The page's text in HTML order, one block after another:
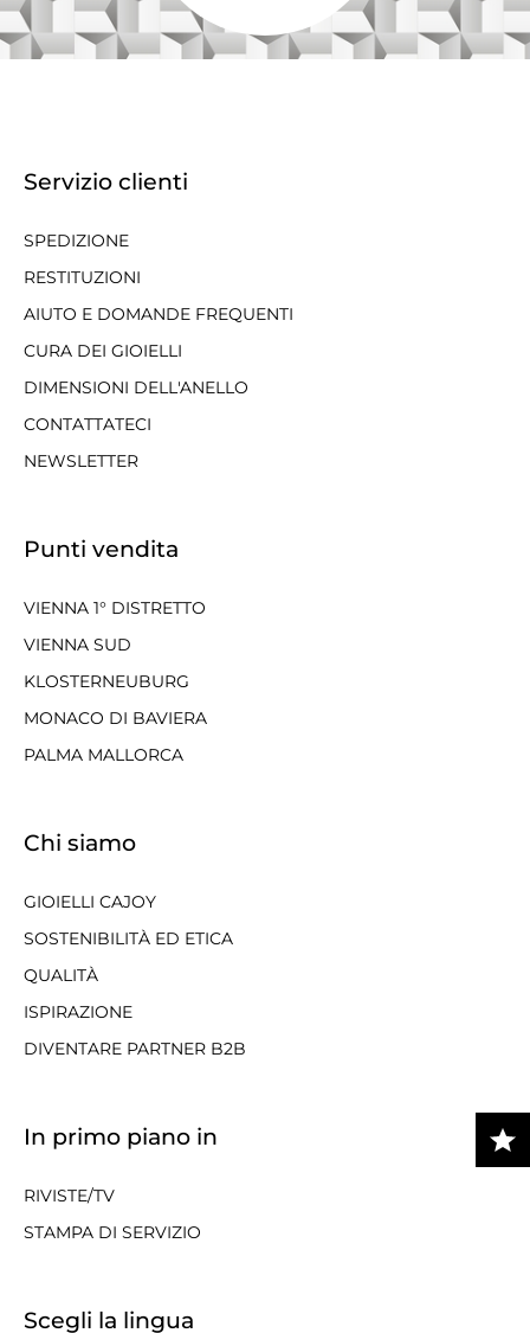
Servizio clienti
SPEDIZIONE
RESTITUZIONI
AIUTO E DOMANDE FREQUENTI
CURA DEI GIOIELLI
DIMENSIONI DELL'ANELLO
CONTATTATECI
NEWSLETTER
Punti vendita
VIENNA 1° DISTRETTO
VIENNA SUD
KLOSTERNEUBURG
MONACO DI BAVIERA
PALMA MALLORCA
Chi siamo
GIOIELLI CAJOY
SOSTENIBILITÀ ED ETICA
QUALITÀ
ISPIRAZIONE
DIVENTARE PARTNER B2B
In primo piano in
RIVISTE/TV
STAMPA DI SERVIZIO
Scegli la lingua